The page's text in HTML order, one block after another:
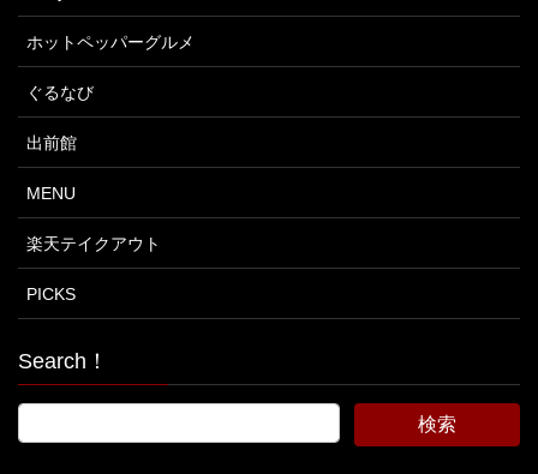
ホットペッパーグルメ
ぐるなび
出前館
MENU
楽天テイクアウト
PICKS
Search！